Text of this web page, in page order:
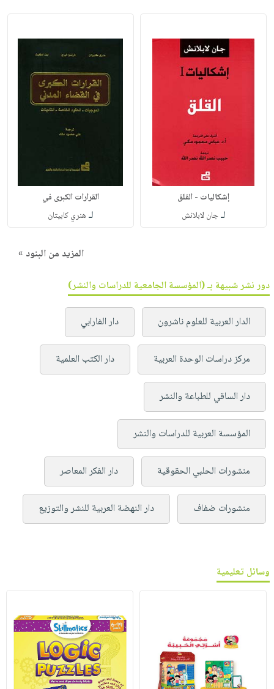
إشكاليات - القلق
لـجان لابلانش
القرارات الكبرى في
لـ هنري كابيتان
المزيد من البنود »
دور نشر شبيهة بـ (المؤسسة الجامعية للدراسات والنشر)
الدار العربية للعلوم ناشرون دار الفارابي
مركز دراسات الوحدة العربية دار الكتب العلمية
دار الساقي للطباعة والنشر
المؤسسة العربية للدراسات والنشر
منشورات الحلبي الحقوقية دار الفكر المعاصر
منشورات ضفاف دار النهضة العربية للنشر والتوزيع
وسائل تعليمية